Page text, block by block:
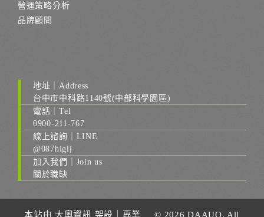
營運策略分析
品牌顧問
地址｜Address
台中市中科路1140號(中部科學園區)
電話｜Tel
0900-211-767
線上諮詢｜LINE
@087higlj
加入我們｜Join us
關於職缺
本站由 大奧資訊 架設｜ 專業 © 2026 DAAUO. All